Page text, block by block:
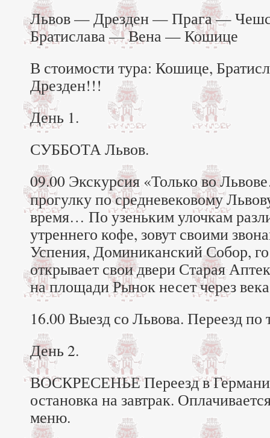
Львов — Дрезден — Прага —
Братислава — Вена — Кошице
В стоимости тура: Кошице,
Дрезден!!!
День 1.
СУББОТА Львов.
09.00 Экскурсия «Только во
прогулку по средневековому
время… По узеньким улочкам
утреннего кофе, зовут своими
Успения, Доминиканский Собор,
открывает свои двери Старая
на площади Рынок несет через
16.00 Выезд со Львова. Переезд
День 2.
ВОСКРЕСЕНЬЕ Переезд в
остановка на завтрак.
меню.